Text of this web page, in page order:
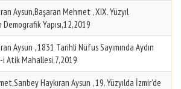
Aysun,Başaran Mehmet , XIX. Yüzyıl
Yapısı,12,2019
Aysun , 1831 Tarihli Nüfus Sayımında Aydın
i Atik Mahallesi,7,2019
Haykıran Aysun , 19. Yüzyılda İzmir’de